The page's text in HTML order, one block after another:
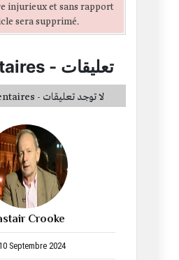
Crooke
Septembre 2024
injurieux et sans rapport
sera supprimé.
- تعليقات
Pas de commentaires - لا توجد تعليقات